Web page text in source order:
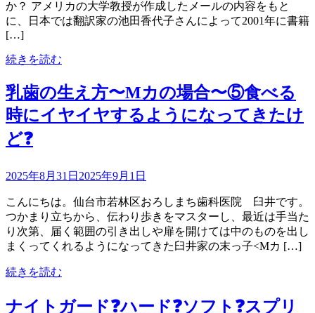
か？ アメリカの大学教授が作成したメールの内容をもと
に、日本では翻訳家の池田香代子さんによって2001年に書籍
[…]
続きを読む
乳歯の生え方〜Mカの場合〜⑤食べる
時にイヤイヤするようになってきたけ
ど❓
2025年8月31日 2025年9月1日
こんにちは。仙台市若林区おろしまち歯科医院 臼井です。
つかまり立ちから、伝わり歩きをマスターし、最近は手当た
り次第、届く範囲の引き出しや扉を開けては中のものを出し
まくってくれるようになってきた臼井家の末っ子<Mカ […]
続きを読む
ナイトガード❓ハード❓ソフト❓スプリ